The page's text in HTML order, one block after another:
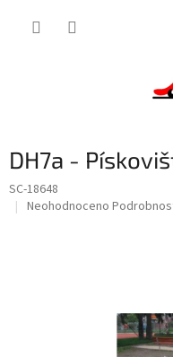
DH7a -
SC-18648
Průměrné
Neohodnoceno